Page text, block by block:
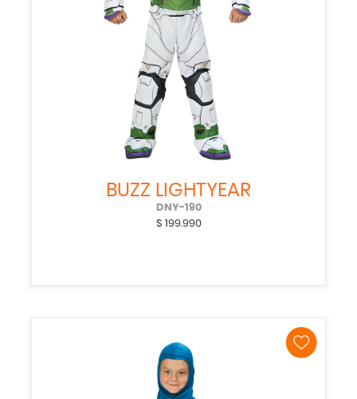
BUZZ LIGHTYEAR
DNY-190
$ 199.990